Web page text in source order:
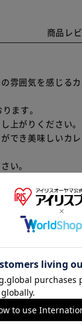
商品レ
雰囲気を感じる
ます。
上がりください。
でき美味しいカ
い。
場合がございます
変更をお願いいた
ラザがセレクトし
せん。ご了承く
ださい